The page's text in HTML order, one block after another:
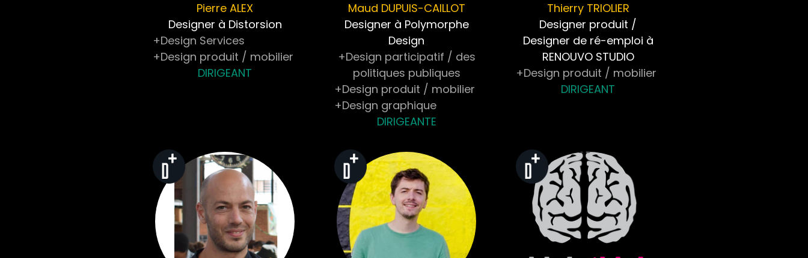
Pierre ALEX
Designer à Distorsion
+Design Services
+Design produit / mobilier
DIRIGEANT
Maud DUPUIS-CAILLOT
Designer à Polymorphe
Design
+Design participatif / des
politiques publiques
+Design produit / mobilier
+Design graphique
DIRIGEANTE
Thierry TRIOLIER
Designer produit /
Designer de ré-emploi à
RENOUVO STUDIO
+Design produit / mobilier
DIRIGEANT